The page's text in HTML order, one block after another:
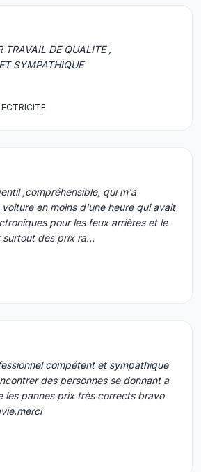
TRAVAIL DE QUALITE ,
SYMPATHIQUE
,compréhensible, qui m'a
en moins d'une heure qui avait
pour les feux arrières et le
des prix ra…
compétent et sympathique
des personnes se donnant a
les pannes prix très corrects bravo